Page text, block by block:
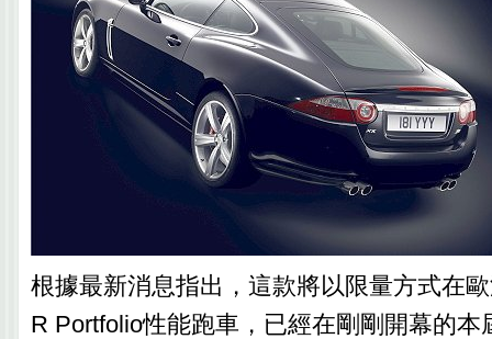
根據最新消息指出，這款將以限量方式在
R Portfolio性能跑車，已經在剛剛開幕的本